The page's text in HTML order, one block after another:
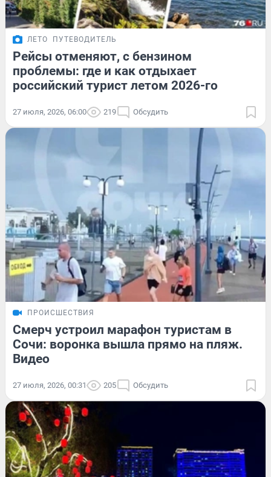
ЛЕТО ПУТЕВОДИТЕЛЬ
Рейсы отменяют, с бензином
проблемы: где и как отдыхает
российский турист летом 2026-го
27 июля, 2026, 06:00 219 Обсудить
ПРОИСШЕСТВИЯ
Смерч устроил марафон туристам в
Сочи: воронка вышла прямо на пляж.
Видео
27 июля, 2026, 00:31 205 Обсудить